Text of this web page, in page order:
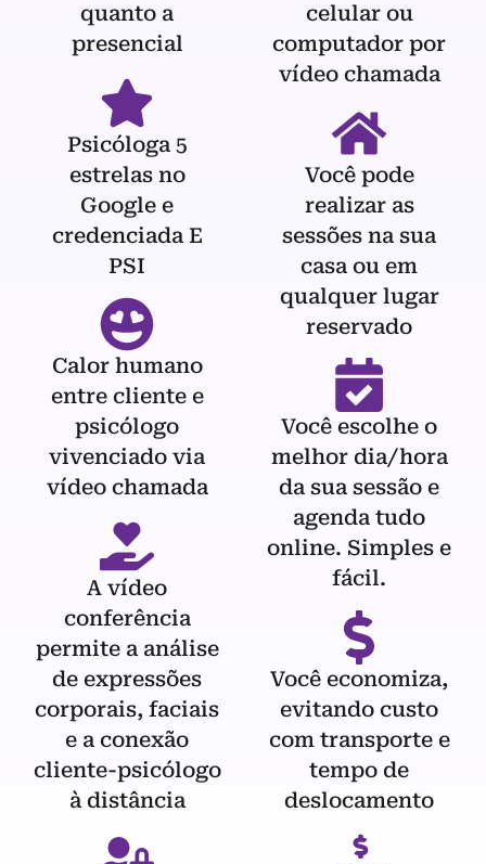
quanto a
presencial
Psicóloga 5
estrelas no
Google e
credenciada E
PSI
Calor humano
entre cliente e
psicólogo
vivenciado via
vídeo chamada
A vídeo
conferência
permite a análise
de expressões
corporais, faciais
e a conexão
cliente-psicólogo
à distância
celular ou
computador por
vídeo chamada
Você pode
realizar as
sessões na sua
casa ou em
qualquer lugar
reservado
Você escolhe o
melhor dia/hora
da sua sessão e
agenda tudo
online. Simples e
fácil.
Você economiza,
evitando custo
com transporte e
tempo de
deslocamento